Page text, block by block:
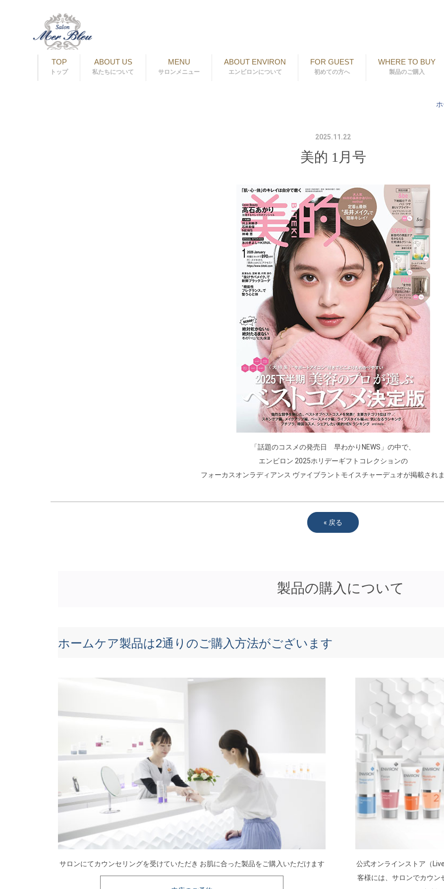
TOP
トップ
ABOUT US
私たちについて
MENU
サロンメニュー
ABOUT ENVIRON
エンビロンについて
FOR GUEST
初めての方へ
WHERE TO BUY
製品のご購入
2025.11.22
美的 1月号
「話題のコスメの発売日 早わかりNEWS」の中で、
エンビロン 2025ホリデーギフトコレクションの
フォーカスオンラディアンス ヴァイブラントモイスチャーデュオが掲載され
« 戻る
製品の購入について
ホームケア製品は2通りのご購入方法がございます
サロンにてカウンセリングを受けていただき お肌に合った製品をご購入いただけます
公式オンラインストア（
客様には、サロンでカウン